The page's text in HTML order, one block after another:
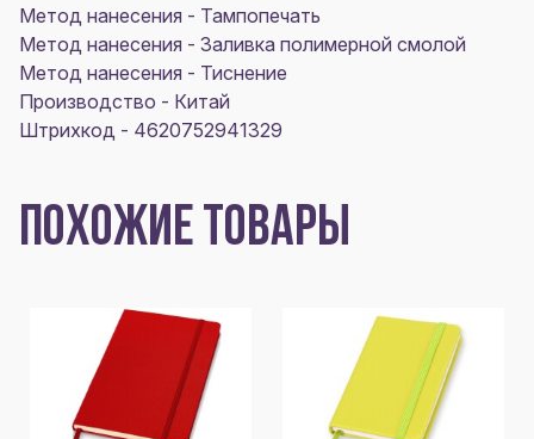
Метод нанесения - Тампопечать
Метод нанесения - Заливка полимерной смолой
Метод нанесения - Тиснение
Производство - Китай
Штрихкод - 4620752941329
ПОХОЖИЕ ТОВАРЫ